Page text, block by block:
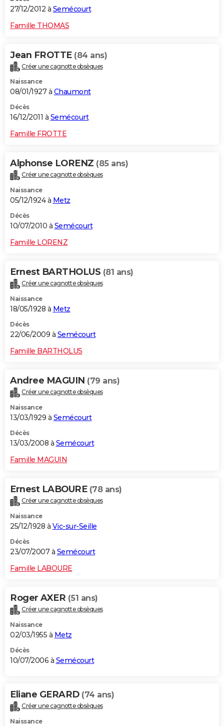
27/12/2012 à Semécourt
Famille THOMAS
Jean FROTTE (84 ans)
Créer une cagnotte obsèques
Naissance
08/01/1927 à Chaumont
Décès
16/12/2011 à Semécourt
Famille FROTTE
Alphonse LORENZ (85 ans)
Créer une cagnotte obsèques
Naissance
05/12/1924 à Metz
Décès
10/07/2010 à Semécourt
Famille LORENZ
Ernest BARTHOLUS (81 ans)
Créer une cagnotte obsèques
Naissance
18/05/1928 à Metz
Décès
22/06/2009 à Semécourt
Famille BARTHOLUS
Andree MAGUIN (79 ans)
Créer une cagnotte obsèques
Naissance
13/03/1929 à Semécourt
Décès
13/03/2008 à Semécourt
Famille MAGUIN
Ernest LABOURE (78 ans)
Créer une cagnotte obsèques
Naissance
25/12/1928 à Vic-sur-Seille
Décès
23/07/2007 à Semécourt
Famille LABOURE
Roger AXER (51 ans)
Créer une cagnotte obsèques
Naissance
02/03/1955 à Metz
Décès
10/07/2006 à Semécourt
Eliane GERARD (74 ans)
Créer une cagnotte obsèques
Naissance